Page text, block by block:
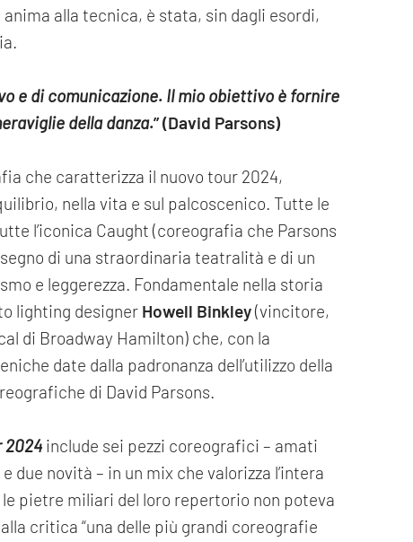
alla tecnica, è stata, sin dagli esordi,
e di comunicazione. Il mio obiettivo è fornire
della danza.” (David Parsons)
che caratterizza il nuovo tour 2024,
nella vita e sul palcoscenico. Tutte le
l’iconica Caught (coreografia che Parsons
di una straordinaria teatralità e di un
e leggerezza. Fondamentale nella storia
lighting designer Howell Binkley(vincitore,
di Broadway Hamilton) che, con la
date dalla padronanza dell’utilizzo della
di David Parsons.
2024include sei pezzi coreografici – amati
due novità – in un mix che valorizza l’intera
pietre miliari del loro repertorio non poteva
critica “una delle più grandi coreografie